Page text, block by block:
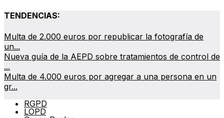
TENDENCIAS:
Multa de 2.000 euros por republicar la fotografía de
un...
Nueva guía de la AEPD sobre tratamientos de control de
...
Multa de 4.000 euros por agregar a una persona en un
gr...
RGPD
LOPD